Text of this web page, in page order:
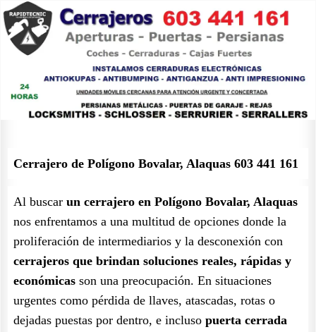
Cerrajero de Polígono Bovalar, Alaquas 603 441 161
Al buscar un cerrajero en Polígono Bovalar, Alaquas
nos enfrentamos a una multitud de opciones donde la
proliferación de intermediarios y la desconexión con
cerrajeros que brindan soluciones reales, rápidas y
económicas son una preocupación. En situaciones
urgentes como pérdida de llaves, atascadas, rotas o
dejadas puestas por dentro, e incluso puerta cerrada